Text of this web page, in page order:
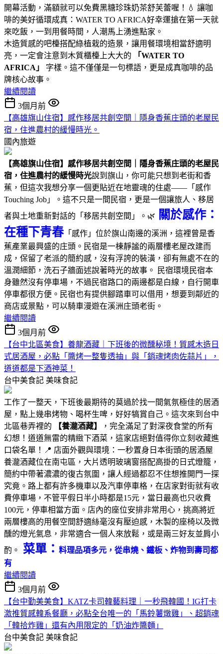
開幕活動，滿額就可以免費黑糖珍珠奶茶舒芙蕾喔！💧 讓咖
啡的美好循環成真：WATER TO AFRICA好幸運搶在第一天就
來吃飯，一到用餐時間，人潮馬上湧進點家。
木造質感的吧檯搭配綠植栽的造景，讓用餐環境相當舒適明
亮，一定會注意到木質櫃檯上大大的
「WATER TO
AFRICA」
字樣。這不僅僅是一句標語，更是成真咖啡的品
牌核心故事。
繼續閱讀
3個月前
【高雄旗山住宿】感作移居共創空間｜隱身香蕉庄頭的老屋民
宿，住進農村的緩慢時光。
國內旅遊
【高雄旗山住宿】感作移居共創空間｜隱身香蕉庄頭的老屋民
宿，住進農村的緩慢時光說到旗山，你可能只想到老街和香
蕉，但這次我想分享一個更貼近在地靈魂的住處——「感作
Touching Job」。這不只是一間民宿，更是一個讓旅人、移居
者與土地重新對話的「移居共創空間」。🌿
關於感作：
在種下青春「感作」位於旗山南邊的溪洲，這裡曾是香
蕉產業最興盛的庄頭。民宿是一棟靜謐的兩層樓老屋改建而
成，保留了老派的簡約感，沒有浮誇的裝潢，卻有無處不在的
溫潤細節，洗石子牆面述說著時光的故事。 民宿環境民宿本
身雖然沒有停車場，不過民宿路口的兩邊都是白線，自行開車
停車都很方便。民宿也有提供腳踏車可以借用，想要到鄰近的
商店或景點，可以騎車漫遊在溪洲庄頭老街。
繼續閱讀
3個月前
【台中北區美食】養龍酒藏｜下班後的微醺秘境！質感木造日
式居酒屋，必點「醬烤一整隻透抽」與「銷魂烤肉佐蒜片」，
道道都是下酒神菜！
台中美食記 美味食記
工作了一整天，下班後最期待的莫過於找一間氣氛極佳的居酒
屋，點上幾串烤物、喝杯生啤，好好犒賞自己。這次來到台中
北區巷弄裡的
【養瀧酒藏】
，完全滿足了對深夜食堂的所有
幻想！道道無雷的精緻下酒菜，這家店絕對值得你立刻收藏進
口袋名單！📍 店面外觀與環境：一秒置身日本街頭的居酒屋
養瀧酒藏位在南屯區，大片透明玻璃窗搭配高掛的日式燈籠，
簡約中帶著濃濃的復古氛圍，讓人經過都忍不住想推開門一探
究竟。路上都有許多機車以及汽車停車格，在店家對街就有收
費停車場，不管平假日半小時都是15元，當日最高也只收費
100元，停車相當方面。店內的座位安排非常用心，挑高將近
兩層樓高的用餐空間舒適絲毫沒有壓迫感，木製的座椅以及微
醺的燈光氣息，非常適合一個人來放鬆，或是兩三好友並肩小
酌。
菜單： 料理品項多元，從串燒、鐵板、炸物到壽司都
有
繼續閱讀
3個月前
【台中勤美美食】KATZ卡司韓藝料理｜一秒飛韓國！IG打卡
激推質感韓系餐廳，必點全台唯一的「馬鈴薯燉雞」、超銷魂
「韓拾炸雞」還有內用限定的「奶油炸醬麵」
台中美食記 美味食記